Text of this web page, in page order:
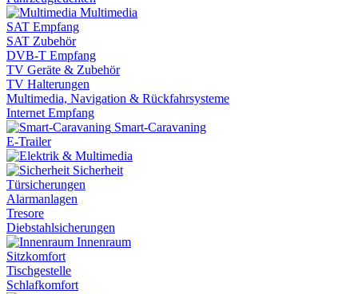
Multimedia
SAT Empfang
SAT Zubehör
DVB-T Empfang
TV Geräte & Zubehör
TV Halterungen
Multimedia, Navigation & Rückfahrsysteme
Internet Empfang
Smart-Caravaning
E-Trailer
Sicherheit
Türsicherungen
Alarmanlagen
Tresore
Diebstahlsicherungen
Innenraum
Sitzkomfort
Tischgestelle
Schlafkomfort